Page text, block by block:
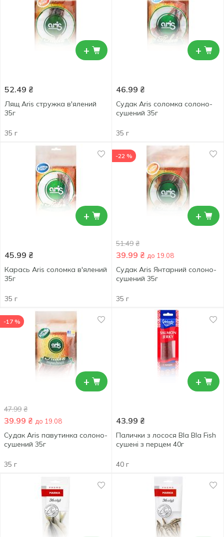
+
52.49 ₴
Лящ Aris стружка в'ялений
35г
35 г
+
46.99 ₴
Судак Aris соломка солоно-
сушений 35г
35 г
+
45.99 ₴
Карась Aris соломка в'ялений
35г
35 г
+
-22 %
51.49 ₴
39.99 ₴ до 19.08
Судак Aris Янтарний солоно-
сушений 35г
35 г
+
-17 %
47.99 ₴
39.99 ₴ до 19.08
Судак Aris павутинка солоно-
сушений 35г
35 г
+
43.99 ₴
Палички з лосося Bla Bla Fish
сушені з перцем 40г
40 г